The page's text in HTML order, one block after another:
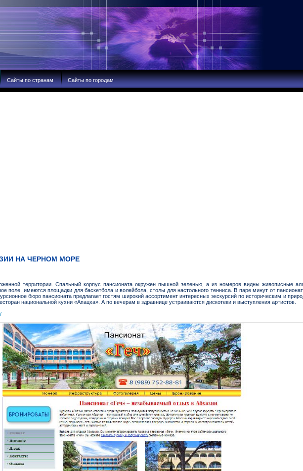
Сайты по странам Сайты по городам
НА ЧЕРНОМ МОРЕ
территории. Спальный корпус пансионата окружен пышной зеленью, а из номеров видны живописные
поле, имеются площадки для баскетбола и волейбола, столы для настольного тенниса. В паре минут от
бюро пансионата предлагает гостям широкий ассортимент интересных экскурсий по историческим и
национальной кухни «Апацха». А по вечерам в здравнице устраиваются дискотеки и выступления артистов.